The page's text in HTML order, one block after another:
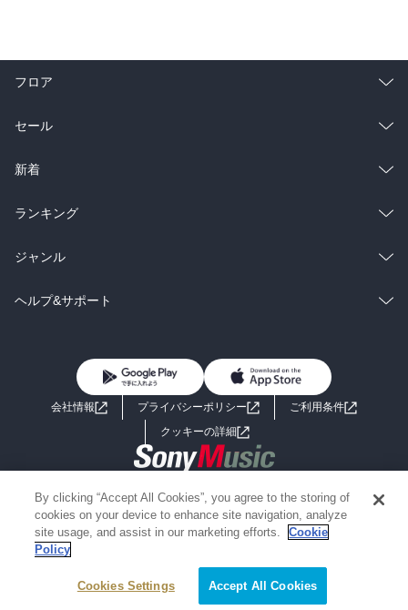
絞り込み条件を変える
フロア
総合
ラノベ
雑誌・グラビア
BL・TL
セール
総合
ラノベ
雑誌・グラビア
BL・TL
新着
総合
ラノベ
雑誌・グラビア
ランキング
総合
ラノベ
ジャンル
コミック
ライトノベル 男子向けラノベ
小説
海外小説
ミステリー SF
歴史・時代小説
グラビア写真集
ヘルプ&サポート
よくあるご質問 お問い合わせ
会社情報 プライバシーポリシー
ご利用条件
クッキーの詳細
Copyright 2017 - 2026 Sony Music Entertainment(Japan) Inc.
Information on the site is for the Japan domestic market only
powered by
By clicking “Accept All Cookies”, you agree to the storing of
cookies on your device to enhance site navigation, analyze
site usage, and assist in our marketing efforts.
Cookie
Policy
Cookies Settings Accept All Cookies